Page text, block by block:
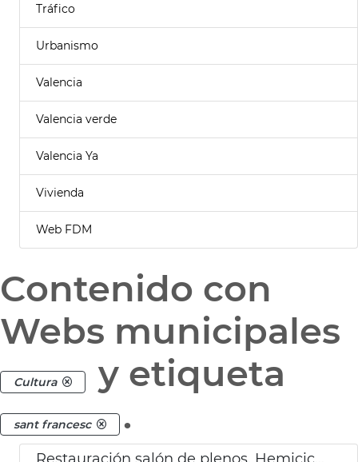
Tráfico
Urbanismo
Valencia
Valencia verde
Valencia Ya
Vivienda
Web FDM
Contenido con
Webs municipales
Cultura y etiqueta
sant francesc .
Restauración salón de plenos. Hemiciclo